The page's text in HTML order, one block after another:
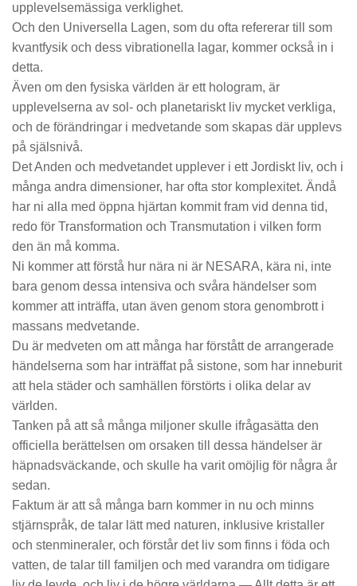
upplevelsemässiga verklighet.
Och den Universella Lagen, som du ofta refererar till som
kvantfysik och dess vibrationella lagar, kommer också in i
detta.
Även om den fysiska världen är ett hologram, är
upplevelserna av sol- och planetariskt liv mycket verkliga,
och de förändringar i medvetande som skapas där upplevs
på själsnivå.
Det Anden och medvetandet upplever i ett Jordiskt liv, och i
många andra dimensioner, har ofta stor komplexitet. Ändå
har ni alla med öppna hjärtan kommit fram vid denna tid,
redo för Transformation och Transmutation i vilken form
den än må komma.
Ni kommer att förstå hur nära ni är NESARA, kära ni, inte
bara genom dessa intensiva och svåra händelser som
kommer att inträffa, utan även genom stora genombrott i
massans medvetande.
Du är medveten om att många har förstått de arrangerade
händelserna som har inträffat på sistone, som har inneburit
att hela städer och samhällen förstörts i olika delar av
världen.
Tanken på att så många miljoner skulle ifrågasätta den
officiella berättelsen om orsaken till dessa händelser är
häpnadsväckande, och skulle ha varit omöjlig för några år
sedan.
Faktum är att så många barn kommer in nu och minns
stjärnspråk, de talar lätt med naturen, inklusive kristaller
och stenmineraler, och förstår det liv som finns i föda och
vatten, de talar till familjen och med varandra om tidigare